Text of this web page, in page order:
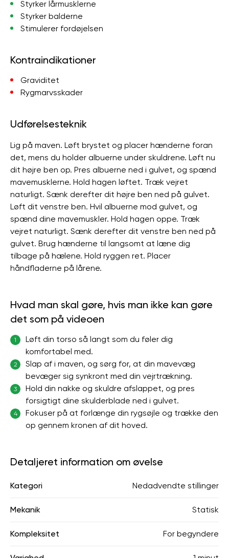
Styrker lårmusklerne
Styrker balderne
Stimulerer fordøjelsen
Kontraindikationer
Graviditet
Rygmarvsskader
Udførelsesteknik
Lig på maven. Løft brystet og placer hænderne foran
det, mens du holder albuerne under skuldrene. Løft nu
dit højre ben op. Pres albuerne ned i gulvet, og spænd
mavemusklerne. Hold hagen løftet. Træk vejret
naturligt. Sænk derefter dit højre ben ned på gulvet.
Løft dit venstre ben. Hvil albuerne mod gulvet, og
spænd dine mavemuskler. Hold hagen oppe. Træk
vejret naturligt. Sænk derefter dit venstre ben ned på
gulvet. Brug hænderne til langsomt at læne dig
tilbage på hælene. Hold ryggen ret. Placer
håndfladerne på lårene.
Hvad man skal gøre, hvis man ikke kan gøre
det som på videoen
1
Løft din torso så langt som du føler dig
komfortabel med.
2
Slap af i maven, og sørg for, at din mavevæg
bevæger sig synkront med din vejrtrækning.
3
Hold din nakke og skuldre afslappet, og pres
forsigtigt dine skulderblade ned i gulvet.
4
Fokuser på at forlænge din rygsøjle og trække den
op gennem kronen af ​​dit hoved.
Detaljeret information om øvelse
Kategori Nedadvendte stillinger
Mekanik Statisk
Kompleksitet For begyndere